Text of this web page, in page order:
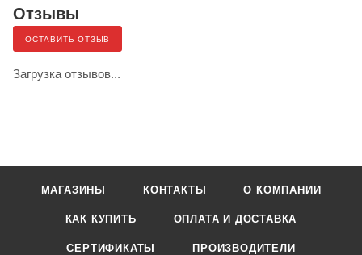
Отзывы
ОСТАВИТЬ ОТЗЫВ
Загрузка отзывов...
МАГАЗИНЫ КОНТАКТЫ О КОМПАНИИ
КАК КУПИТЬ ОПЛАТА И ДОСТАВКА
СЕРТИФИКАТЫ ПРОИЗВОДИТЕЛИ